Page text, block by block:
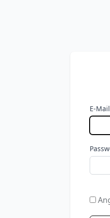
E-Mail